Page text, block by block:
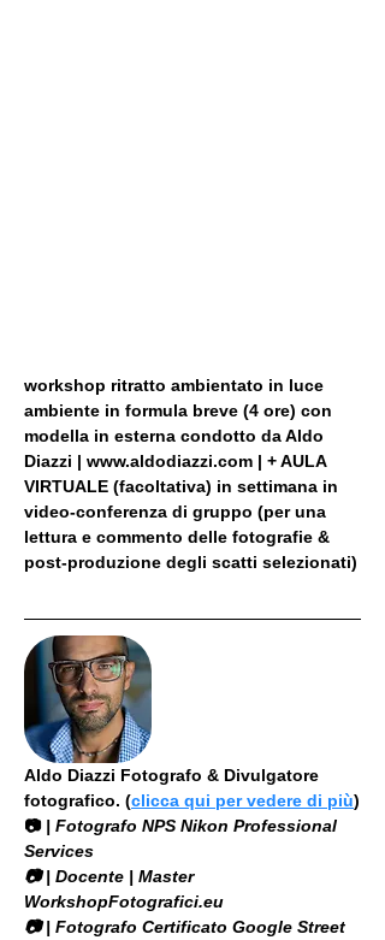
workshop ritratto ambientato in luce
ambiente in formula breve (4 ore) con
modella in esterna condotto da Aldo
Diazzi | www.aldodiazzi.com | + AULA
VIRTUALE (facoltativa) in settimana in
video-conferenza di gruppo (per una
lettura e commento delle fotografie &
post-produzione degli scatti selezionati)
Aldo Diazzi Fotografo & Divulgatore
fotografico. (clicca qui per vedere di più)
📷 | Fotografo NPS Nikon Professional
Services
​📷 | Docente | Master
WorkshopFotografici.eu
📷 | Fotografo Certificato Google Street